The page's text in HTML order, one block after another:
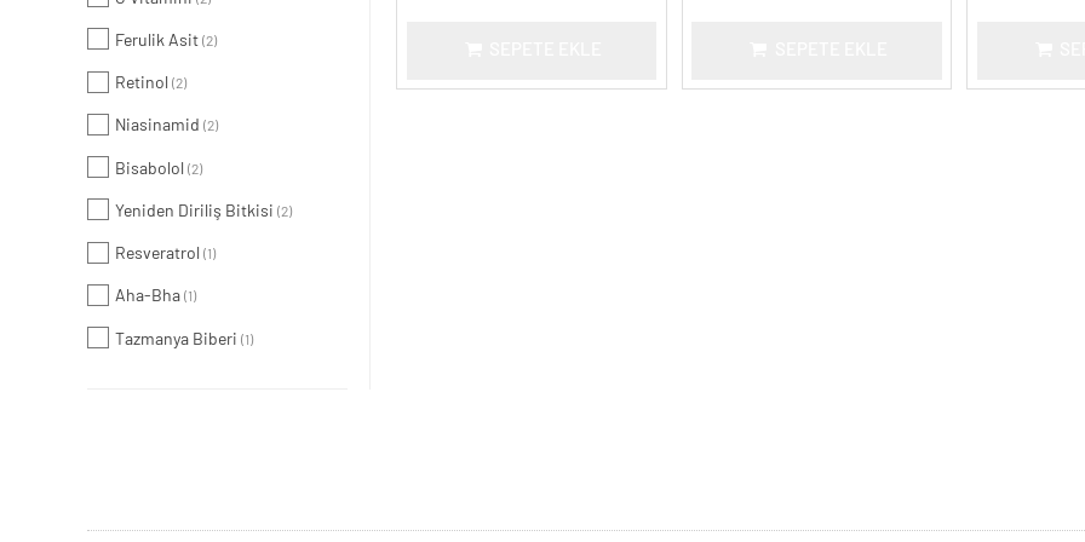
Ferulik Asit (2)
Retinol (2)
Niasinamid (2)
Bisabolol (2)
Yeniden Diriliş Bitkisi (2)
Resveratrol (1)
Aha-Bha (1)
Tazmanya Biberi (1)